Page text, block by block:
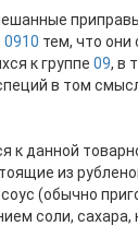
0910 тем, что
к группе 09, в
в том
к данной
из
(обычно
соли,